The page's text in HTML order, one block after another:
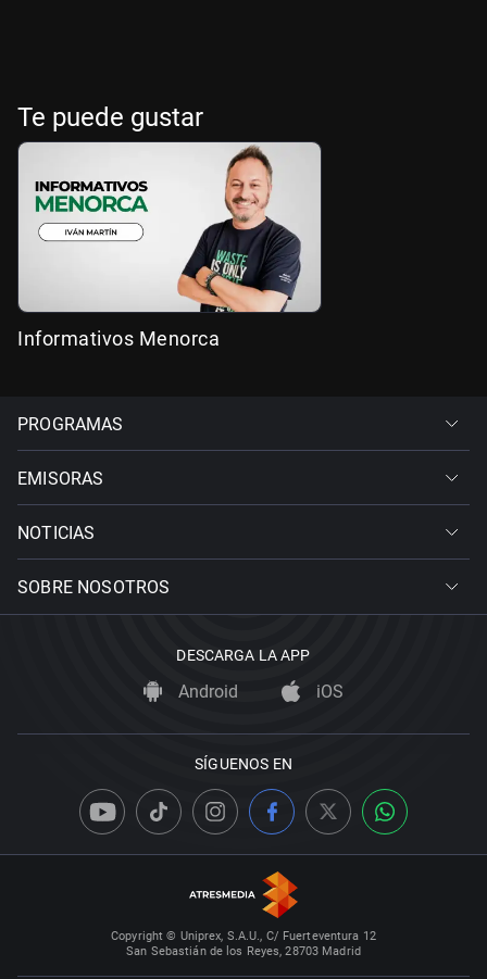
Te puede gustar
Informativos Menorca
PROGRAMAS
EMISORAS
NOTICIAS
SOBRE NOSOTROS
DESCARGA LA APP
Android iOS
SÍGUENOS EN
Copyright © Uniprex, S.A.U., C/ Fuerteventura 12
San Sebastián de los Reyes, 28703 Madrid